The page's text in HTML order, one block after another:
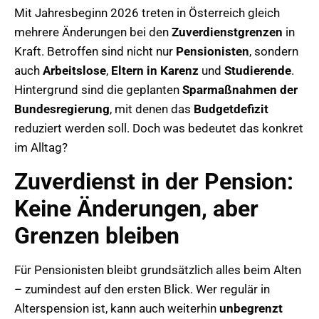
Mit Jahresbeginn 2026 treten in Österreich gleich
mehrere Änderungen bei den Zuverdienstgrenzen in
Kraft. Betroffen sind nicht nur Pensionisten, sondern
auch Arbeitslose, Eltern in Karenz und Studierende.
Hintergrund sind die geplanten Sparmaßnahmen der
Bundesregierung, mit denen das Budgetdefizit
reduziert werden soll. Doch was bedeutet das konkret
im Alltag?
Zuverdienst in der Pension:
Keine Änderungen, aber
Grenzen bleiben
Für Pensionisten bleibt grundsätzlich alles beim Alten
– zumindest auf den ersten Blick. Wer regulär in
Alterspension ist, kann auch weiterhin unbegrenzt